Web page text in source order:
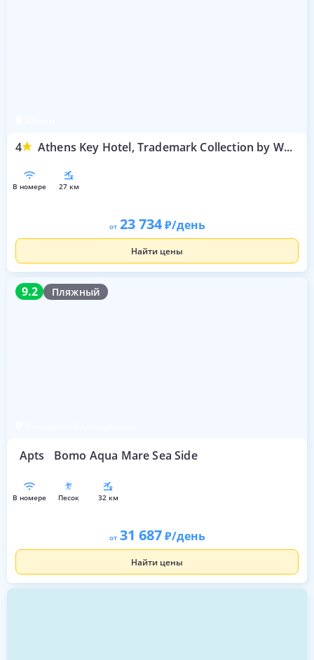
4 Athens Key Hotel, Trademark Collection by Wyndham
в номере 27 км
от 23 734 /день
Найти цены
9.2 Пляжный
Apts Bomo Aqua Mare Sea Side
9.2
в номере песок 32 км
от 31 687 /день
Найти цены